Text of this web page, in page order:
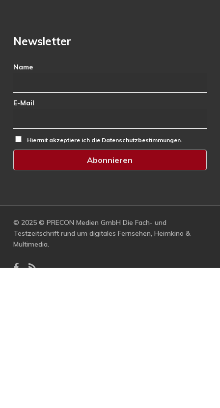
Newsletter
Name
E-Mail
Hiermit akzeptiere ich die Datenschutzbestimmungen.
© 2025 © PRECON Medien GmbH Die Fach- und
Testzeitschrift rund um digitales Fernsehen, Heimkino &
Multimedia.
facebook
RSS